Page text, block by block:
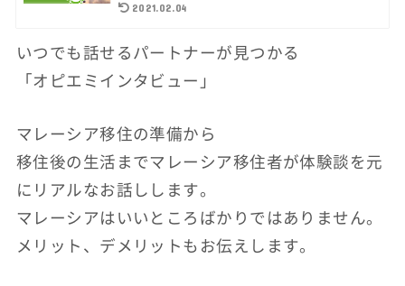
2021.02.04
いつでも話せるパートナーが見つかる
「オピエミインタビュー」
マレーシア移住の準備から
移住後の生活までマレーシア移住者が体験談を元
にリアルなお話しします。
マレーシアはいいところばかりではありません。
メリット、デメリットもお伝えします。